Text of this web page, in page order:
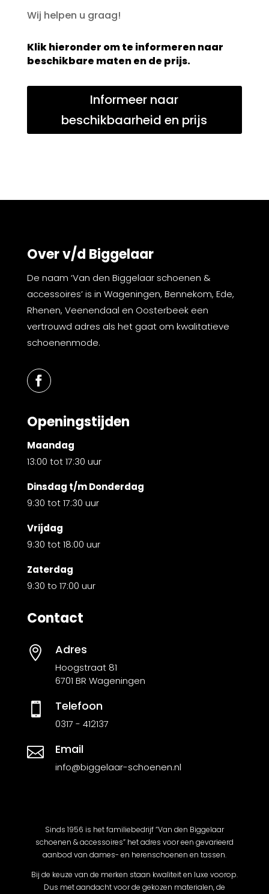
Wij helpen u graag!
Klik hieronder om te informeren naar
beschikbare maten en de prijs.
Informeer naar
beschikbaarheid en prijs
Over v/d Biggelaar
De naam ‘Van den Biggelaar schoenen &
accessoires’ is in Wageningen, Bennekom, Ede,
Rhenen, Veenendaal en Oosterbeek een
vertrouwd adres als het gaat om kwalitatieve
schoenenmode.
Openingstijden
Maandag
13:00 tot 17:30 uur
Dinsdag t/m Donderdag
9:30 tot 17:30 uur
Vrijdag
9:30 tot 18:00 uur
Zaterdag
9:30 to 17:00 uur
Contact
 Adres
Hoogstraat 81
6701 BR Wageningen
 Telefoon
0317 - 412137
 Email
info@biggelaar-schoenen.nl
Sinds 1956 is het familiebedrijf “Van den Biggelaar
schoenen & accessoires” het adres voor een gevarieerd
aanbod van dames- en herenschoenen en tassen.
Bij de keuze van de merken staan kwaliteit en luxe voorop.
Dus met aandacht voor de gekozen materialen, de